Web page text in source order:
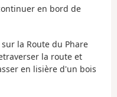
en bord de
la Route du Phare
la route et
en lisière d'un bois